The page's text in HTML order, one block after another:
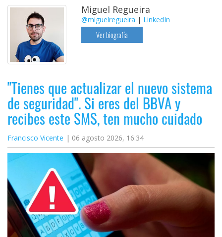
Miguel Regueira
@miguelregueira | LinkedIn
Ver biografía
"Tienes que actualizar el nuevo sistema
de seguridad". Si eres del BBVA y
recibes este SMS, ten mucho cuidado
Francisco Vicente 06 agosto 2026, 16:34